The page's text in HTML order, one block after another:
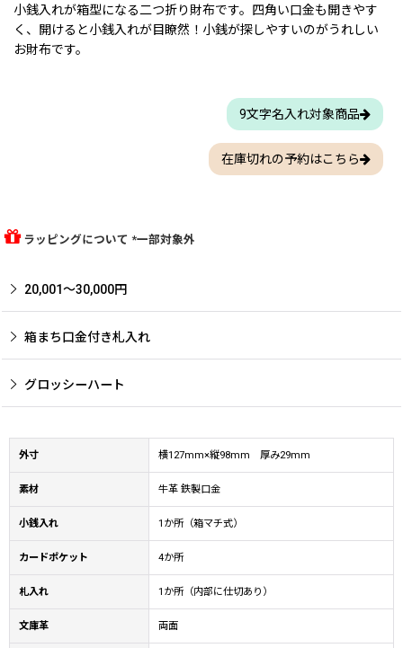
小銭入れが箱型になる二つ折り財布です。四角い口金も開きやす
く、開けると小銭入れが目瞭然！小銭が探しやすいのがうれしい
お財布です。
9文字名入れ対象商品
在庫切れの予約はこちら
ラッピングについて *一部対象外
20,001〜30,000円
箱まち口金付き札入れ
グロッシーハート
外寸 横127mm×縦98mm 厚み29mm
素材 牛革 鉄製口金
小銭入れ 1か所（箱マチ式）
カードポケット 4か所
札入れ 1か所（内部に仕切あり）
文庫革 両面